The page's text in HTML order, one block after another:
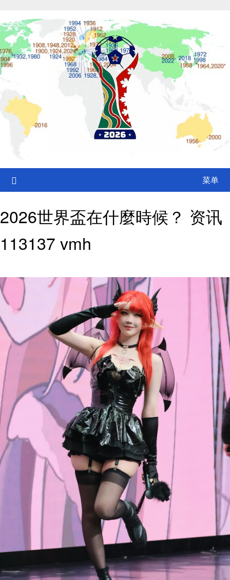
content
菜单
2026世界盃在什麼時候？ 资讯
113137 vmh